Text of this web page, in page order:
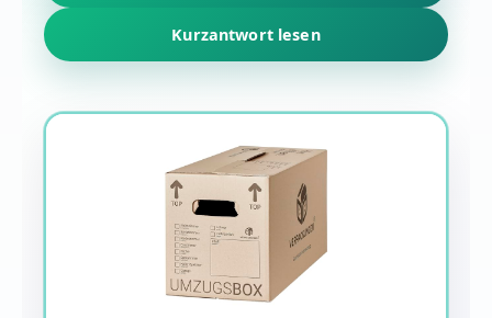
Kurzantwort lesen